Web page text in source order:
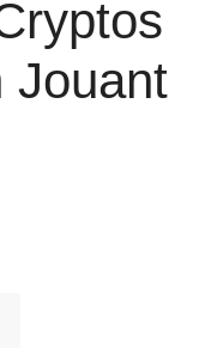
Jouant